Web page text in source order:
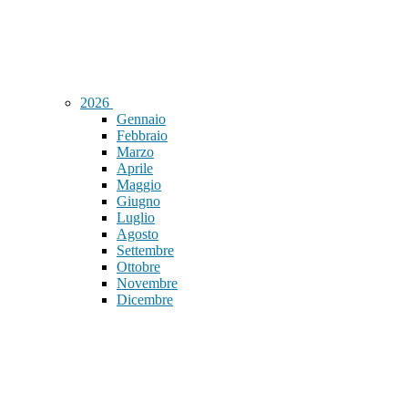
2026
Gennaio
Febbraio
Marzo
Aprile
Maggio
Giugno
Luglio
Agosto
Settembre
Ottobre
Novembre
Dicembre